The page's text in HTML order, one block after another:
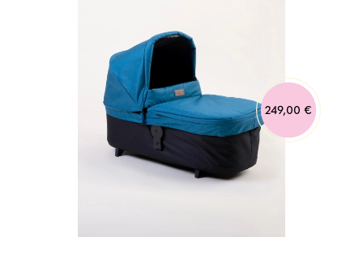
249,00 €